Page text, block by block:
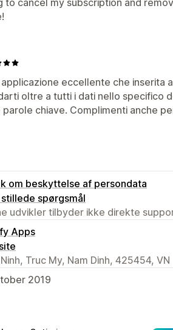
applicazione eccellente che
oltre a tutti i dati nello specifico
parole chiave. Complimenti anche
om beskyttelse af persondata
spørgsmål
udvikler tilbyder ikke direkte
Apps
Truc My, Nam Dinh, 425454, VN
2019